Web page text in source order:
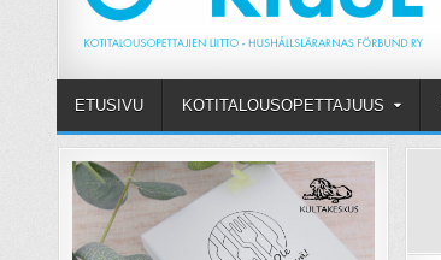
ETUSIVU KOTITALOUSOPETTAJUUS